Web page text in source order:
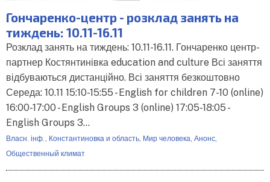
Гончаренко-центр - розклад занять на
тиждень: 10.11-16.11
Розклад занять на тиждень: 10.11-16.11. Гончаренко центр-
партнер Костянтинівка education and culture Всі заняття
відбуваються дистанційно. Всі заняття безкоштовно
Середа: 10.11 15:10-15:55 - English for children 7-10 (online)
16:00-17:00 - English Groups 3 (online) 17:05-18:05 -
English Groups 3…
Власн. інф. , Константиновка и область, Мир человека, Анонс,
Общественный климат